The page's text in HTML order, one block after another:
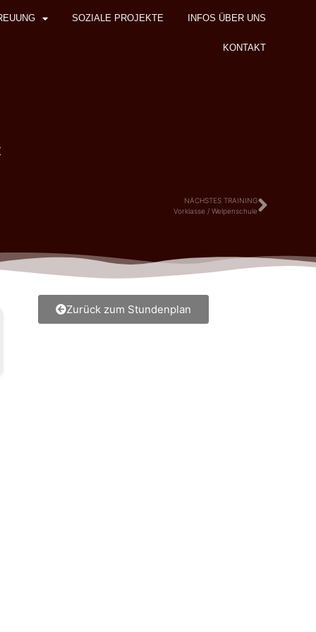
SOZIALE PROJEKTE INFOS ÜBER UNS
KONTAKT
NÄCHSTES TRAINING
Vorklasse / Welpenschule
Zurück zum Stundenplan